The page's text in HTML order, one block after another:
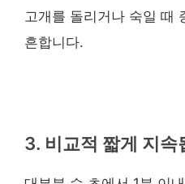
고개를 돌리거나 숙일 때
흔합니다.
3. 비교적 짧게 지속